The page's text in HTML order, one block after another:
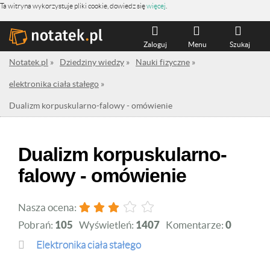
Ta witryna wykorzystuje pliki cookie, dowiedz sięwięcej
Szukaj
Menu
Zaloguj
Notatek.pl » Dziedziny wiedzy » Nauki fizyczne »
elektronika ciała stałego »
Dualizm korpuskularno-falowy - omówienie
Dualizm korpuskularno-
falowy - omówienie
Nasza ocena:
Pobrań: 105 Wyświetleń: 1407 Komentarze: 0
elektronika ciała stałego